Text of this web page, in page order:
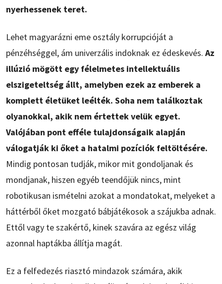
nyerhessenek teret.
Lehet magyarázni eme osztály korrupcióját a
pénzéhséggel, ám univerzális indoknak ez édeskevés. Az
illúzió mögött egy félelmetes intellektuális
elszigeteltség állt, amelyben ezek az emberek a
komplett életüket leélték. Soha nem találkoztak
olyanokkal, akik nem értettek velük egyet.
Valójában pont efféle tulajdonságaik alapján
válogatják ki őket a hatalmi pozíciók feltöltésére.
Mindig pontosan tudják, mikor mit gondoljanak és
mondjanak, hiszen egyéb teendőjük nincs, mint
robotikusan ismételni azokat a mondatokat, melyeket a
háttérből őket mozgató bábjátékosok a szájukba adnak.
Ettől vagy te szakértő, kinek szavára az egész világ
azonnal haptákba állítja magát.
Ez a felfedezés riasztó mindazok számára, akik